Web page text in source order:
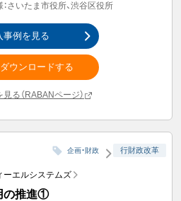
さいたま市役所、渋谷区役所
事例を見る
ウンロードする
る（RABANページ）
企画・財政 行財政改革
ーエルシステムズ
の推進①